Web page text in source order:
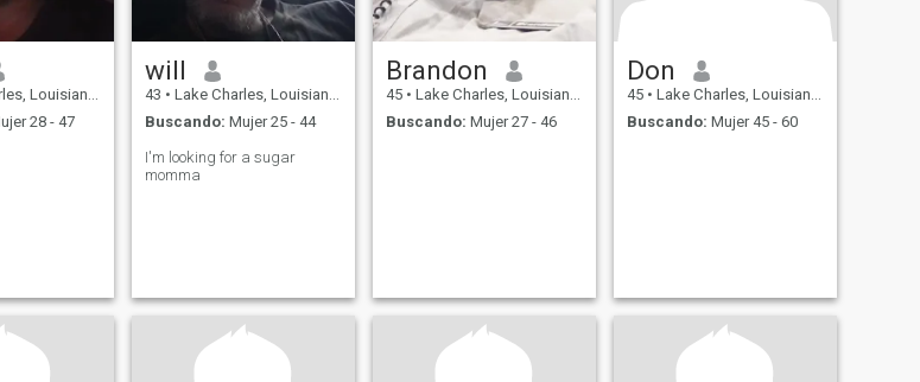
Estados Unidos
28 - 47
will
43 • Lake Charles, Louisiana, Estados Unidos
Buscando: Mujer 25 - 44
I'm looking for a sugar
momma
Brandon
45 • Lake Charles, Louisiana, Estados Unidos
Buscando: Mujer 27 - 46
Don
45 • Lake Charles, Louisiana, Estados Unidos
Buscando: Mujer 45 - 60